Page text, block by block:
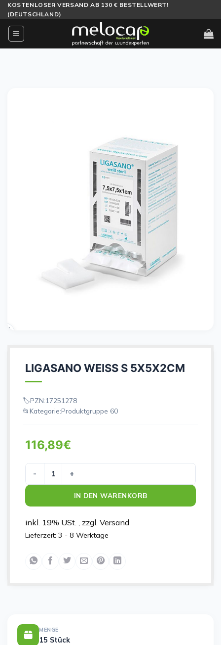
Zum
Inhalt
springen
KOSTENLOSER VERSAND AB 130 € BESTELLWERT!
(DEUTSCHLAND)
LIGASANO WEISS S 5X5X2CM
PZN:17251278
Kategorie:Produktgruppe 60
116,89€
LIGASANO WEISS S 5X5X2CM Menge
IN DEN WARENKORB
inkl. 19% USt. , zzgl. Versand
Lieferzeit: 3 - 8 Werktage
MENGE
15 Stück